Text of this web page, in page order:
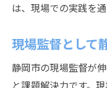
は、現場での実践を
現場監督として
静岡市の現場監督が
と課題解決力です。